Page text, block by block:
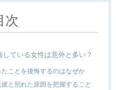
次
ている女性は意外と多い？
ことを後悔するのはなぜか
と別れた原因を把握すること